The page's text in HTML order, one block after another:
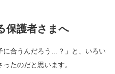
保護者さまへ
に合うんだろう…？」と、いろい
たのだと思います。